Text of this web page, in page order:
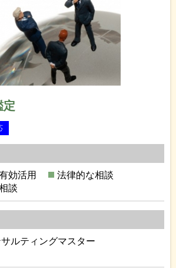
定
効活用
法律的な相談
談
ルティングマスター